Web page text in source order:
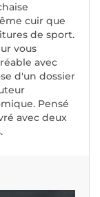
cuir que
de sport.
vous
avec
d'un dossier
Pensé
avec deux